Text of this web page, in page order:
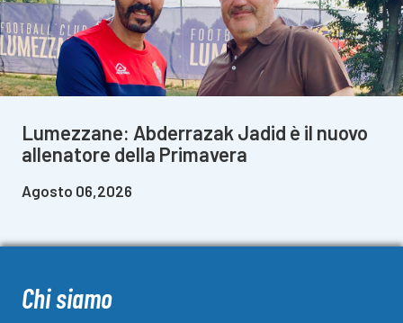
Lumezzane: Abderrazak Jadid è il nuovo
allenatore della Primavera
Agosto 06,2026
Chi siamo